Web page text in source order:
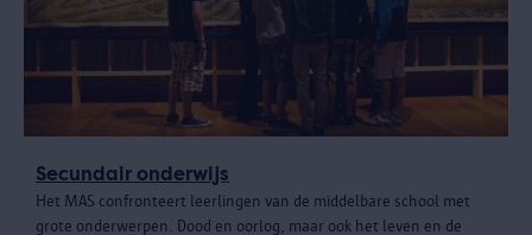
Secundair onderwijs
Het MAS confronteert leerlingen van de middelbare school met
grote onderwerpen. Dood en oorlog, maar ook het leven en de